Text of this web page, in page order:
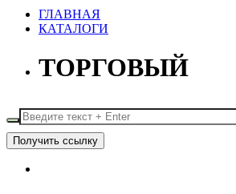
ГЛАВНАЯ
КАТАЛОГИ
ТОРГОВЫЙ
Получить ссылку